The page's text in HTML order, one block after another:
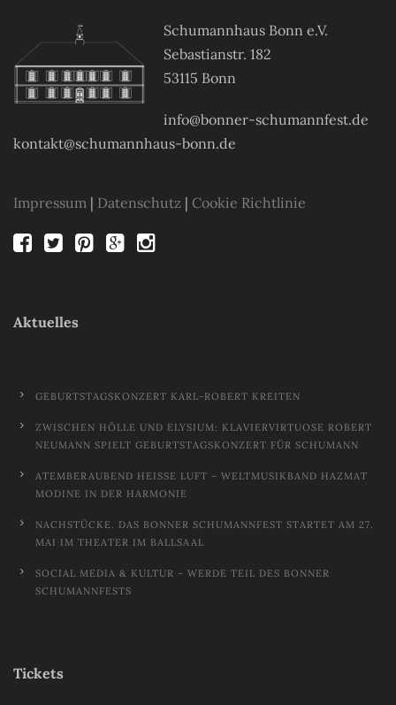
Schumannhaus Bonn e.V.
Sebastianstr. 182
53115 Bonn
info@bonner-schumannfest.de
kontakt@schumannhaus-bonn.de
Impressum | Datenschutz | Cookie Richtlinie
Aktuelles
GEBURTSTAGSKONZERT KARL-ROBERT KREITEN
ZWISCHEN HÖLLE UND ELYSIUM: KLAVIERVIRTUOSE ROBERT
NEUMANN SPIELT GEBURTSTAGSKONZERT FÜR SCHUMANN
ATEMBERAUBEND HEISSE LUFT – WELTMUSIKBAND HAZMAT M
ODINE IN DER HARMONIE
NACHSTÜCKE. DAS BONNER SCHUMANNFEST STARTET AM 27.
MAI IM THEATER IM BALLSAAL
SOCIAL MEDIA & KULTUR – WERDE TEIL DES BONNER
SCHUMANNFESTS
Tickets